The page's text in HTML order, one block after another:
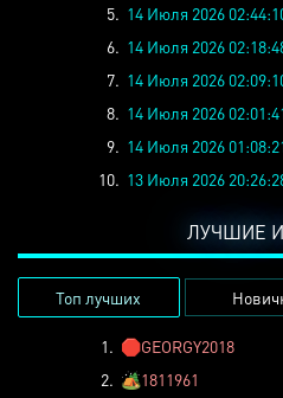
5. 14 Июля 2026
6. 14 Июля 2026
7. 14 Июля 2026
8. 14 Июля 2026
9. 14 Июля 2026
10. 13 Июля 2026
ЛУЧШИЕ
Топ лучших
1. 🛑GEORGY2018
2. 🏕️1811961